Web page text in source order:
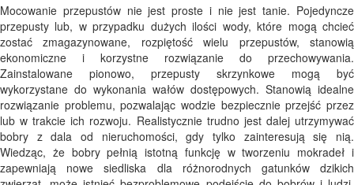
Mocowanie przepustów nie jest proste i nie jest tanie. Pojedyncze
przepusty lub, w przypadku dużych ilości wody, które mogą chcieć
zostać zmagazynowane, rozpiętość wielu przepustów, stanowią
ekonomiczne i korzystne rozwiązanie do przechowywania.
Zainstalowane pionowo, przepusty skrzynkowe mogą być
wykorzystane do wykonania wałów dostępowych. Stanowią idealne
rozwiązanie problemu, pozwalając wodzie bezpiecznie przejść przez
lub w trakcie ich rozwoju. Realistycznie trudno jest dalej utrzymywać
bobry z dala od nieruchomości, gdy tylko zainteresują się nią.
Wiedząc, że bobry pełnią istotną funkcję w tworzeniu mokradeł i
zapewniają nowe siedliska dla różnorodnych gatunków dzikich